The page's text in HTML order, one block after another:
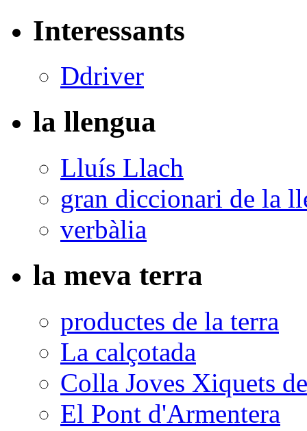
Interessants
Ddriver
la llengua
Lluís Llach
gran diccionari de la
verbàlia
la meva terra
productes de la terra
La calçotada
Colla Joves Xiquets
El Pont d'Armentera